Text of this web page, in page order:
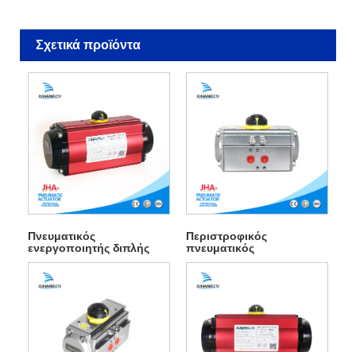
Σχετικά προϊόντα
Πνευματικός
ενεργοποιητής διπλής
ενέργειας
Περιστροφικός
πνευματικός
ενεργοποιητής